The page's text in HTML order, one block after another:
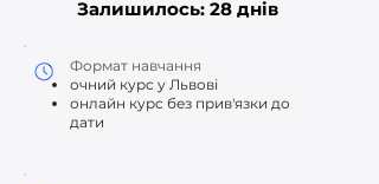
Залишилось: 28 днів
Формат навчання
очний курс у Львові
​онлайн курс без прив'язки до
дати